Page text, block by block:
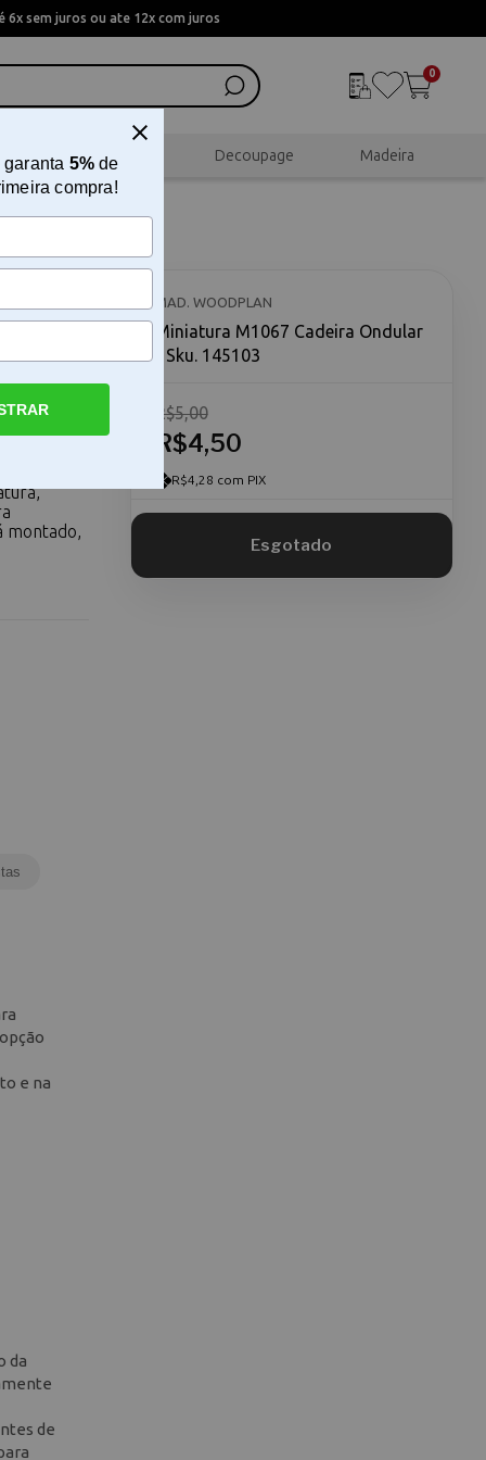
6x sem juros ou ate 12x com juros
0
Scrapbook Decoupage Madeira
Miniatura
como
montado,
MAD. WOODPLAN
Miniatura M1067 Cadeira Ondular
- Sku. 145103
R$4,50
R$5,00
R$4,28 com PIX
e na
da
de
garanta 5%de
compra!